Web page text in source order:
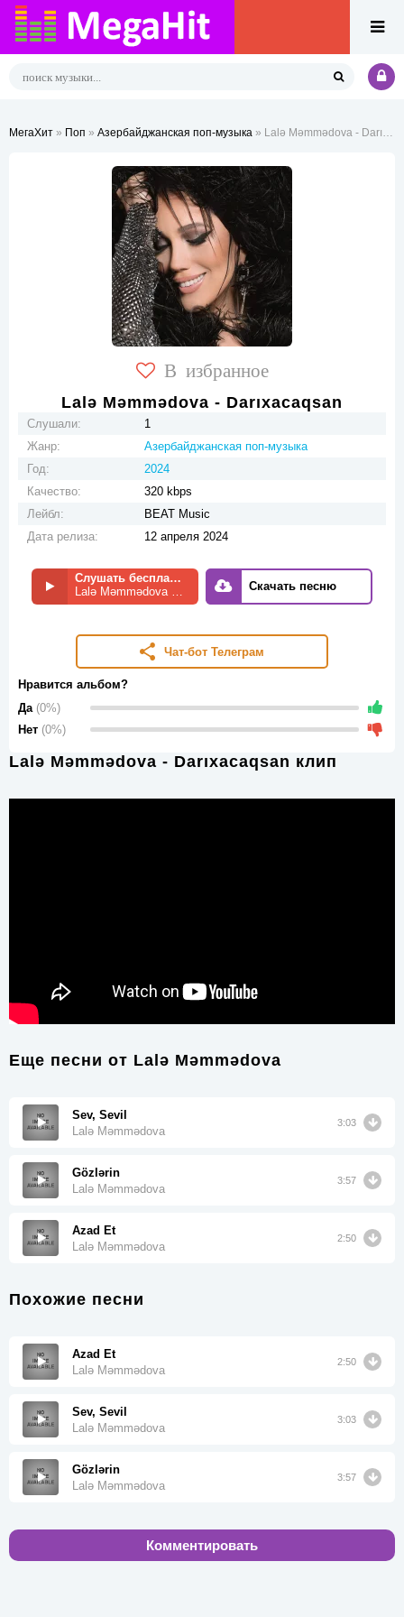
МегаХит » Поп » Азербайджанская поп-музыка » Lalə Məmmədova - Darıxacaqsan
В избранное
Lalə Məmmədova - Darıxacaqsan
Слушали:
1
Жанр:
Азербайджанская поп-музыка
Год:
2024
Качество:
320 kbps
Лейбл:
BEAT Music
Дата релиза:
12 апреля 2024
Слушать бесплатно
Lalə Məmmədova - Darıxacaqsan
Скачать песню
Чат-бот Телеграм
Нравится альбом?
Да (0%)
Нет (0%)
Lalə Məmmədova - Darıxacaqsan клип
Еще песни от Lalə Məmmədova
Sev, Sevil
Lalə Məmmədova
3:03
Gözlərin
Lalə Məmmədova
3:57
Azad Et
Lalə Məmmədova
2:50
Похожие песни
Azad Et
Lalə Məmmədova
2:50
Sev, Sevil
Lalə Məmmədova
3:03
Gözlərin
Lalə Məmmədova
3:57
Комментировать